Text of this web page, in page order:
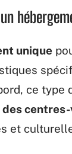
unique
ce
et